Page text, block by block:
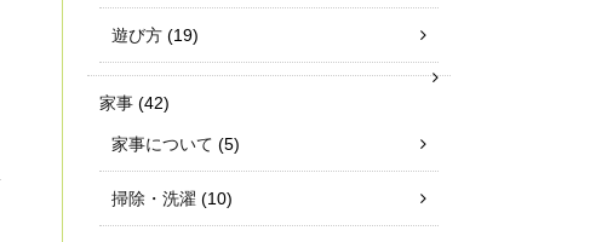
遊び方 (19)
家事 (42)
家事について (5)
掃除・洗濯 (10)